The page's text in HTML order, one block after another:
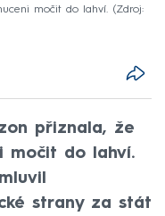
močit do lahví.
Zdroj:
přiznala, že
močit do lahví.
strany za stát